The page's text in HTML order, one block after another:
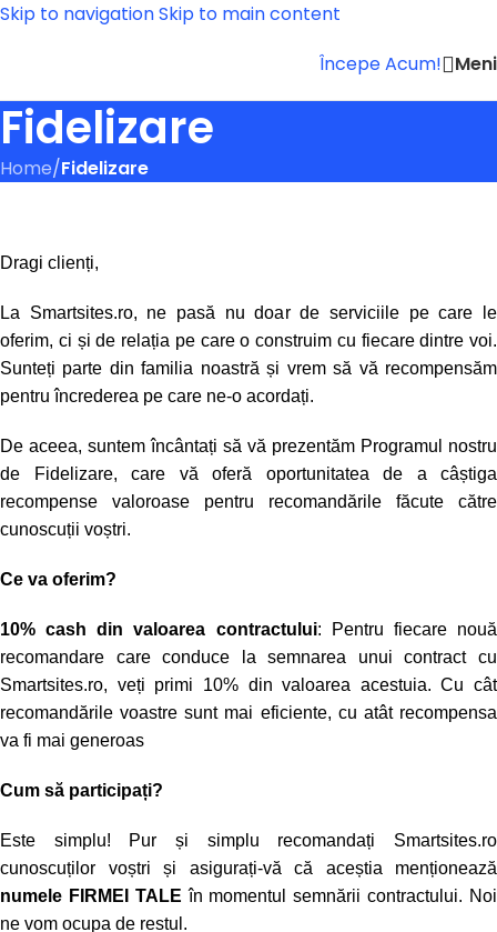
Skip to navigationSkip to main content
Începe Acum!
Fidelizare
Home/Fidelizare
Dragi clienți,
La Smartsites.ro, ne pasă nu doar de serviciile pe care le
oferim, ci și de relația pe care o construim cu fiecare dintre voi.
Sunteți parte din familia noastră și vrem să vă recompensăm
pentru încrederea pe care ne-o acordați.
De aceea, suntem încântați să vă prezentăm Programul nostru
de Fidelizare, care vă oferă oportunitatea de a câștiga
recompense valoroase pentru recomandările făcute către
cunoscuții voștri.
Ce va oferim?
10% cash din valoarea contractului: Pentru fiecare nouă
recomandare care conduce la semnarea unui contract cu
Smartsites.ro, veți primi 10% din valoarea acestuia. Cu cât
recomandările voastre sunt mai eficiente, cu atât recompensa
va fi mai generoas
Cum să participați?
Este simplu! Pur și simplu recomandați Smartsites.ro
cunoscuților voștri și asigurați-vă că aceștia menționează
numele FIRMEI TALEîn momentul semnării contractului. Noi
ne vom ocupa de restul.